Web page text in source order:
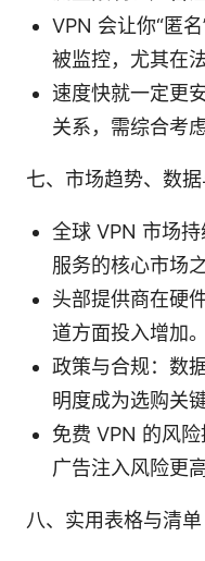
VPN 会让你“匿
被监控，尤其在
速度快就一定更
关系，需综合考
七、市场趋势、数
全球 VPN 市场
服务的核心市场之
头部提供商在硬
道方面投入增加。
政策与合规：数
明度成为选购关
免费 VPN 的风险
广告注入风险更高
八、实用表格与清单